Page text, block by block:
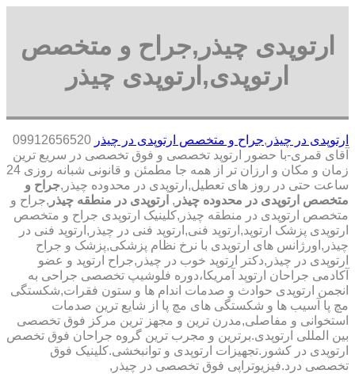
ارتوپدی چیذر,جراح و متخصص
ارتوپدی,ارتوپدی چیذر
ارتوپدی در چیذر ,جراح و متخصص ارتوپدی در چیذر 09912656520
آقای قمری-با حضور ارتوپد تخصصی و فوق تخصصی در سریع ترین
زمان و مکان و ارزان تر از همه جا مطمئن و قانونی شبانه روزی 24
ساعت حتی در روز های تعطیل,ارتوپدی در محدوده چیذر,جراح و
متخصص ارتوپدی در محدوده چیذر , ارتوپدی در منطقه چیذر ,جراح و
متخصص ارتوپدی در منطقه چیذر,کلینیک ارتوپدی جراح و متخصص
ارتوپدی پزشک ارتوپد,ارتوپد فنی,ارتوپد فنی در چیذر,ارتوپد فنی در
چیذر,اورژانس های ارتوپدی با نرخ نظام پزشکی,پزشک و جراح
ارتوپدی در چیذر,دکتر ارتوپد خوب در چیذر,جراح ارتوپد و عضو
آکادمی جراحان ارتوپد آمریکا،دوره فلوشیپ تخصصی جراحی به
انجمن ارتوپدی حوادث و صدمات اندام ها و ستون فقرات,شکستگی
مچ پا آسیب ها و شکستگی های مچ پا از شایع ترین صدمات
استخوانی و مفاصلی,مدرن ترین و مجهز ترین مرکز فوق تخصصی
بین المللی ارتوپدی.برترین ‏و ‏مجرب ‏ترین ‏گروه ‏جراحان ‏فوق ‏تخصص
‏ارتوپدی ‏در ‏کشور.تجهیزات ارتوپدی و توانبخشی.کلینیک فوق
تخصصی درد.فیزیوتراپی فوق تخصصی در چیذر,